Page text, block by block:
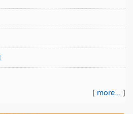
[ more... ]